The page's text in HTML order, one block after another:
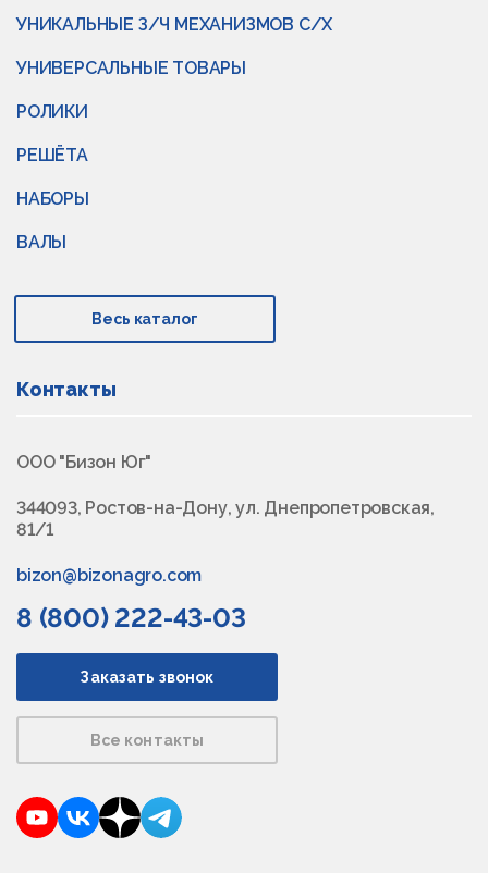
УНИКАЛЬНЫЕ З/Ч МЕХАНИЗМОВ С/Х
УНИВЕРСАЛЬНЫЕ ТОВАРЫ
РОЛИКИ
РЕШЁТА
НАБОРЫ
ВАЛЫ
Весь каталог
Контакты
ООО "Бизон Юг"
344093, Ростов-на-Дону, ул. Днепропетровская,
81/1
bizon@bizonagro.com
8 (800) 222-43-03
Заказать звонок
Все контакты
YouTubeVKontakte
DzenTelegram